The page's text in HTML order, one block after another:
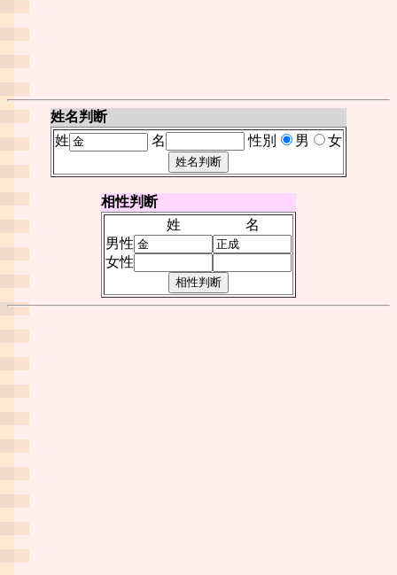
姓名判断
姓
名 性別 男 女
相性判断
姓
名
男性
女性